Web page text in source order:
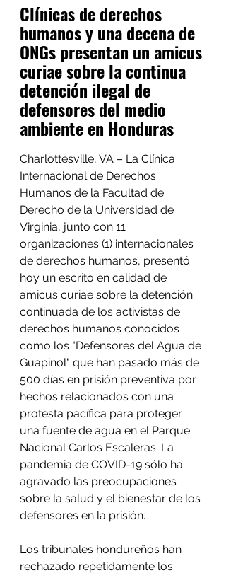
Clínicas de derechos
humanos y una decena de
ONGs presentan un amicus
curiae sobre la continua
detención ilegal de
defensores del medio
ambiente en Honduras
Charlottesville, VA – La Clínica
Internacional de Derechos
Humanos de la Facultad de
Derecho de la Universidad de
Virginia, junto con 11
organizaciones (1) internacionales
de derechos humanos, presentó
hoy un escrito en calidad de
amicus curiae sobre la detención
continuada de los activistas de
derechos humanos conocidos
como los "Defensores del Agua de
Guapinol" que han pasado más de
500 días en prisión preventiva por
hechos relacionados con una
protesta pacífica para proteger
una fuente de agua en el Parque
Nacional Carlos Escaleras. La
pandemia de COVID-19 sólo ha
agravado las preocupaciones
sobre la salud y el bienestar de los
defensores en la prisión.
Los tribunales hondureños han
rechazado repetidamente los